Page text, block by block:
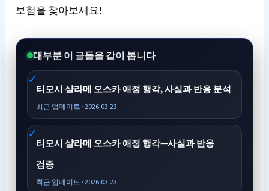
보험을 찾아보세요!
대부분 이 글들을 같이 봅니다
티모시 샬라메 오스카 애정 행각, 사실과 반응 분석
최근 업데이트 · 2026.03.23
티모시 샬라메 오스카 애정 행각—사실과 반응
검증
최근 업데이트 · 2026.03.23